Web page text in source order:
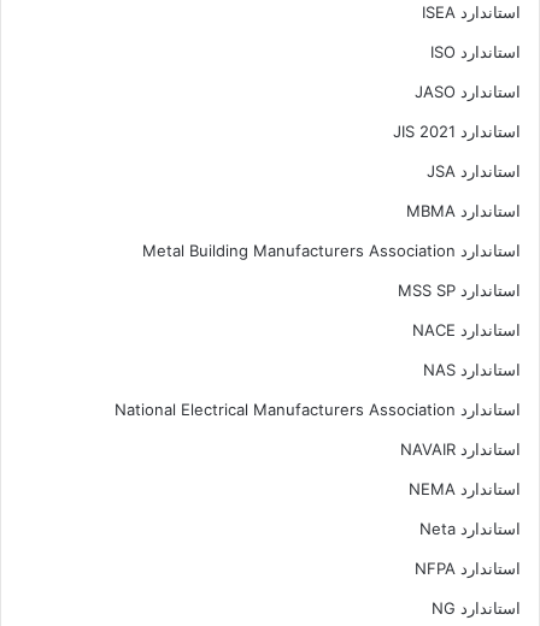
استاندارد ISEA
استاندارد ISO
استاندارد JASO
استاندارد JIS 2021
استاندارد JSA
استاندارد MBMA
استاندارد Metal Building Manufacturers Association
استاندارد MSS SP
استاندارد NACE
استاندارد NAS
استاندارد National Electrical Manufacturers Association
استاندارد NAVAIR
استاندارد NEMA
استاندارد Neta
استاندارد NFPA
استاندارد NG